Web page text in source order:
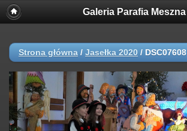
Galeria Parafia Meszna
Strona główna / Jasełka 2020 / DSC07608